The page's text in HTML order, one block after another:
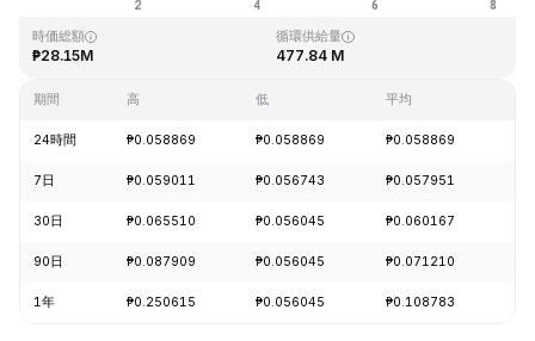
時価総額
₱28.15M
循環供給量
477.84 M
期間 高 低 平均
24時間 ₱0.058869 ₱0.058869 ₱0.058869
7日 ₱0.059011 ₱0.056743 ₱0.057951
30日 ₱0.065510 ₱0.056045 ₱0.060167
90日 ₱0.087909 ₱0.056045 ₱0.071210
1年 ₱0.250615 ₱0.056045 ₱0.108783